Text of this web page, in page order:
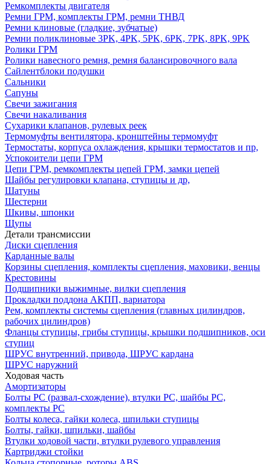
Ремкомплекты двигателя
Ремни ГРМ, комплекты ГРМ, ремни ТНВД
Ремни клиновые (гладкие, зубчатые)
Ремни поликлиновые 3PK, 4PK, 5PK, 6PK, 7PK, 8PK, 9PK
Ролики ГРМ
Ролики навесного ремня, ремня балансировочного вала
Сайлентблоки подушки
Сальники
Сапуны
Свечи зажигания
Свечи накаливания
Сухарики клапанов, рулевых реек
Термомуфты вентилятора, кронштейны термомуфт
Термостаты, корпуса охлаждения, крышки термостатов и пр,
Успокоители цепи ГРМ
Цепи ГРМ, ремкомплекты цепей ГРМ, замки цепей
Шайбы регулировки клапана, ступицы и др,
Шатуны
Шестерни
Шкивы, шпонки
Щупы
Детали трансмиссии
Диски сцепления
Карданные валы
Корзины сцепления, комплекты сцепления, маховики, венцы
Крестовины
Подшипники выжимные, вилки сцепления
Прокладки поддона АКПП, вариатора
Рем, комплекты системы сцепления (главных цилиндров,
рабочих цилиндров)
Фланцы ступицы, грибы ступицы, крышки подшипников, оси
ступиц
ШРУС внутренний, привода, ШРУС кардана
ШРУС наружний
Ходовая часть
Амортизаторы
Болты РС (развал-схождение), втулки РС, шайбы РС,
комплекты РС
Болты колеса, гайки колеса, шпильки ступицы
Болты, гайки, шпильки, шайбы
Втулки ходовой части, втулки рулевого управления
Картриджи стойки